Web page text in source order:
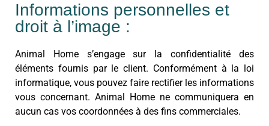
Informations personnelles et
droit à l’image :
Animal Home s’engage sur la confidentialité des
éléments fournis par le client. Conformément à la loi
informatique, vous pouvez faire rectifier les informations
vous concernant. Animal Home ne communiquera en
aucun cas vos coordonnées à des fins commerciales.